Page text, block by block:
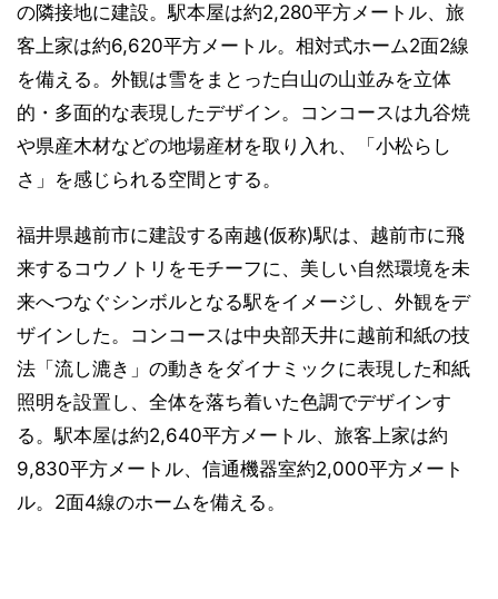
の隣接地に建設。駅本屋は約2,280平方メートル、旅
客上家は約6,620平方メートル。相対式ホーム2面2線
を備える。外観は雪をまとった白山の山並みを立体
的・多面的な表現したデザイン。コンコースは九谷焼
や県産木材などの地場産材を取り入れ、「小松らし
さ」を感じられる空間とする。
福井県越前市に建設する南越(仮称)駅は、越前市に飛
来するコウノトリをモチーフに、美しい自然環境を未
来へつなぐシンボルとなる駅をイメージし、外観をデ
ザインした。コンコースは中央部天井に越前和紙の技
法「流し漉き」の動きをダイナミックに表現した和紙
照明を設置し、全体を落ち着いた色調でデザインす
る。駅本屋は約2,640平方メートル、旅客上家は約
9,830平方メートル、信通機器室約2,000平方メート
ル。2面4線のホームを備える。